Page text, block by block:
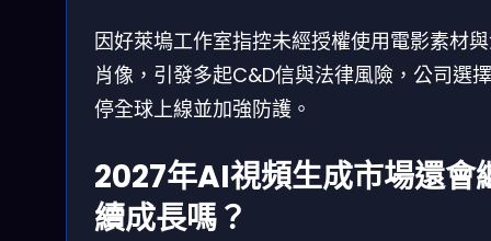
因好萊塢工作室指控未經授權使用電影素材
肖像，引發多起C&D信與法律風險，公司選
停全球上線並加強防護。
2027年AI視頻生成市場還會
續成長嗎？